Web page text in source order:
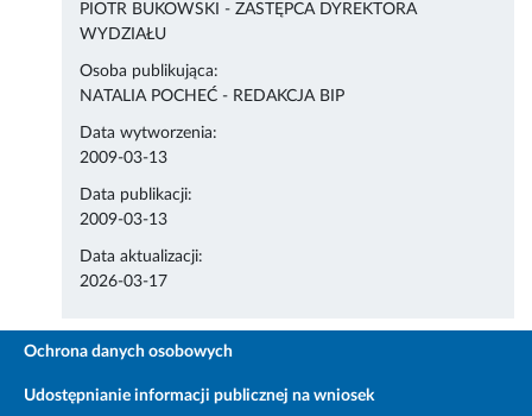
PIOTR BUKOWSKI - ZASTĘPCA DYREKTORA
WYDZIAŁU
Osoba publikująca:
NATALIA POCHEĆ - REDAKCJA BIP
Data wytworzenia:
2009-03-13
Data publikacji:
2009-03-13
Data aktualizacji:
2026-03-17
Ochrona danych osobowych
Udostępnianie informacji publicznej na wniosek